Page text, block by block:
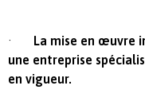
·
La mise en œuvre
une entreprise
en vigueur.